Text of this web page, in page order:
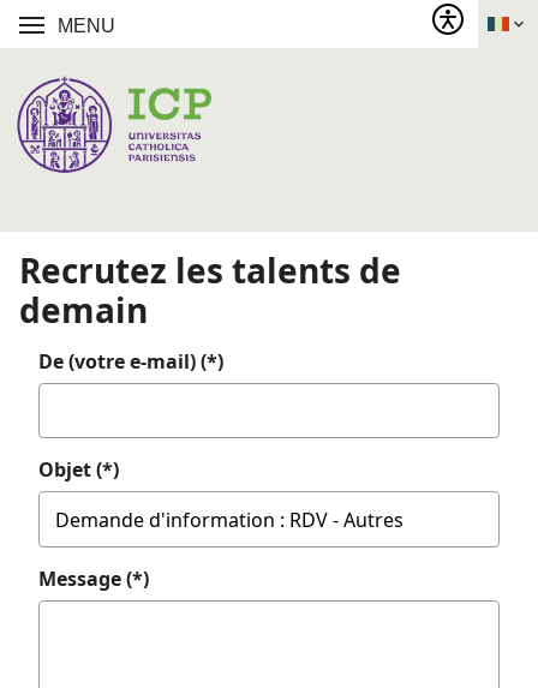
MENU
Recrutez les talents de
demain
De (votre e-mail) (*)
Objet (*)
Message (*)